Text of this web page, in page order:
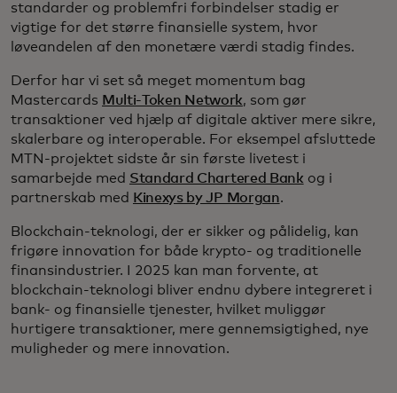
standarder og problemfri forbindelser stadig er
vigtige for det større finansielle system, hvor
løveandelen af den monetære værdi stadig findes.
Derfor har vi set så meget momentum bag
Mastercards Multi-Token Network, som gør
transaktioner ved hjælp af digitale aktiver mere sikre,
skalerbare og interoperable. For eksempel afsluttede
MTN-projektet sidste år sin første livetest i
samarbejde med Standard Chartered Bank og i
partnerskab med Kinexys by JP Morgan.
Blockchain-teknologi, der er sikker og pålidelig, kan
frigøre innovation for både krypto- og traditionelle
finansindustrier. I 2025 kan man forvente, at
blockchain-teknologi bliver endnu dybere integreret i
bank- og finansielle tjenester, hvilket muliggør
hurtigere transaktioner, mere gennemsigtighed, nye
muligheder og mere innovation.